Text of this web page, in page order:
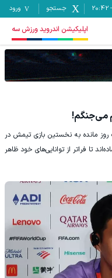
-
20:42 جستجو ورود
اپلیکیشن اندروید ورزش سه
می‌جنگم!
مانده به نخستین بازی تیمش در
آماده‌اند تا فراتر از توانایی‌های خود ظاهر